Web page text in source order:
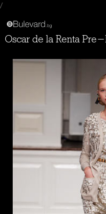
/
Oscar de la Renta